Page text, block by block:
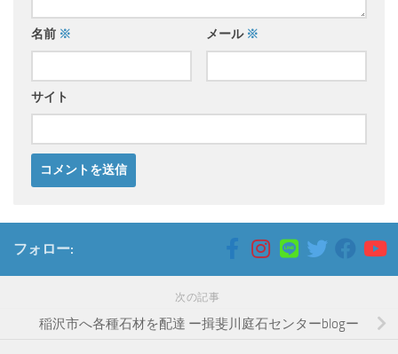
名前 ※ メール ※
サイト
フォロー:
次の記事
稲沢市へ各種石材を配達 ー揖斐川庭石センターblogー